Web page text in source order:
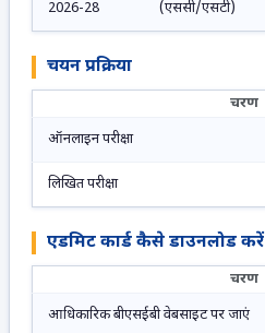
2026-28
(एससी/एसटी)
चयन प्रक्रिया
चरण
ऑनलाइन परीक्षा
लिखित परीक्षा
एडमिट कार्ड कैसे डाउनलोड करें
चरण
आधिकारिक बीएसईबी वेबसाइट पर जाएं